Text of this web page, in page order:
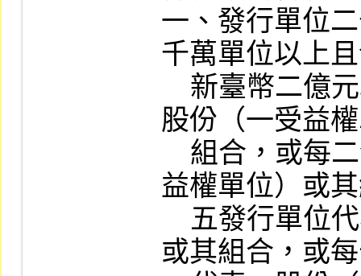
一、發行單位
千萬單位以上
股份（一受益
益權單位）或
或其組合，或